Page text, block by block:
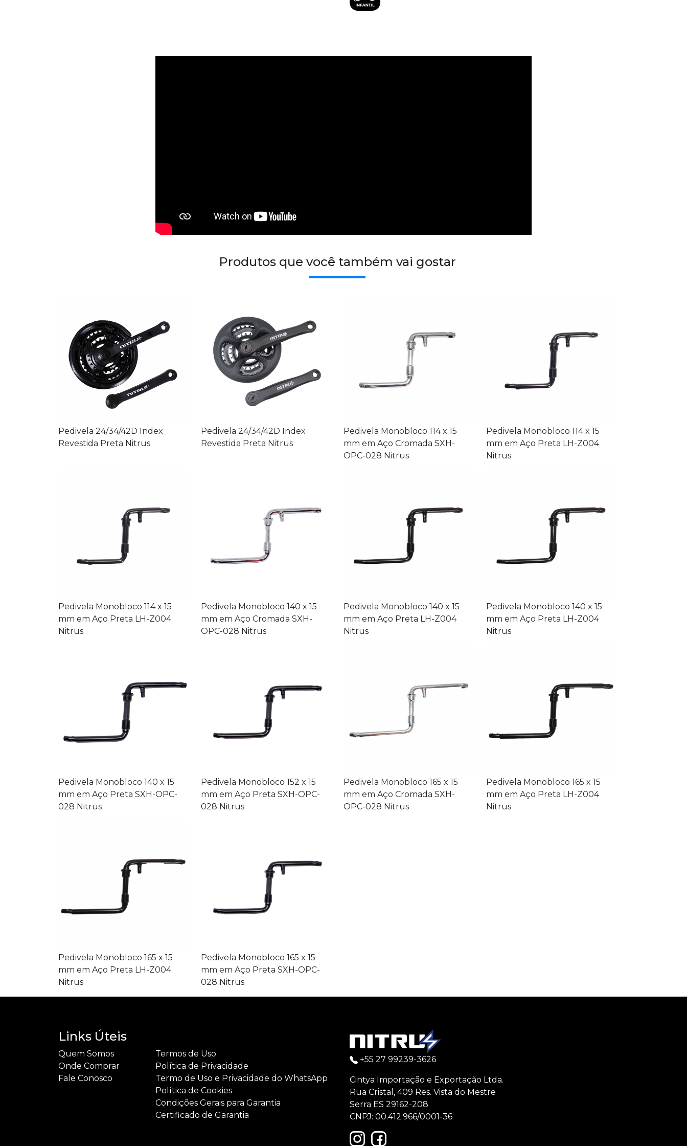
Produtos que você também vai gostar
Pedivela 24/34/42D Index
Revestida Preta Nitrus
Pedivela 24/34/42D Index
Revestida Preta Nitrus
Pedivela Monobloco 114 x 15
mm em Aço Cromada SXH-
OPC-028 Nitrus
Pedivela Monobloco 114 x 15
mm em Aço Preta LH-Z004
Nitrus
Pedivela Monobloco 114 x 15
mm em Aço Preta LH-Z004
Nitrus
Pedivela Monobloco 140 x 15
mm em Aço Cromada SXH-
OPC-028 Nitrus
Pedivela Monobloco 140 x 15
mm em Aço Preta LH-Z004
Nitrus
Pedivela Monobloco 140 x 15
mm em Aço Preta LH-Z004
Nitrus
Pedivela Monobloco 140 x 15
mm em Aço Preta SXH-OPC-
028 Nitrus
Pedivela Monobloco 152 x 15
mm em Aço Preta SXH-OPC-
028 Nitrus
Pedivela Monobloco 165 x 15
mm em Aço Cromada SXH-
OPC-028 Nitrus
Pedivela Monobloco 165 x 15
mm em Aço Preta LH-Z004
Nitrus
Pedivela Monobloco 165 x 15
mm em Aço Preta LH-Z004
Nitrus
Pedivela Monobloco 165 x 15
mm em Aço Preta SXH-OPC-
028 Nitrus
Links Úteis
Quem Somos
Onde Comprar
Fale Conosco
Termos de Uso
Política de Privacidade
Termo de Uso e Privacidade do WhatsApp
Política de Cookies
Condições Gerais para Garantia
Certificado de Garantia
+55 27 99239-3626
Cintya Importação e Exportação Ltda.
Rua Cristal, 409 Res. Vista do Mestre
Serra ES 29162-208
CNPJ: 00.412.966/0001-36